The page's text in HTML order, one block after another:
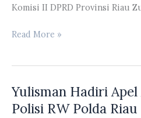
Komisi II DPRD Provinsi Riau
Komisi
RDP
Dengan
Read More »
Yulisman Hadiri
Polisi RW Polda Riau